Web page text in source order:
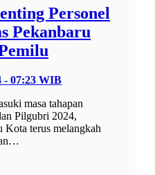
Personel
Pekanbaru
- 07:23 WIB
masa tahapan
Pilgubri 2024,
Kota terus melangkah